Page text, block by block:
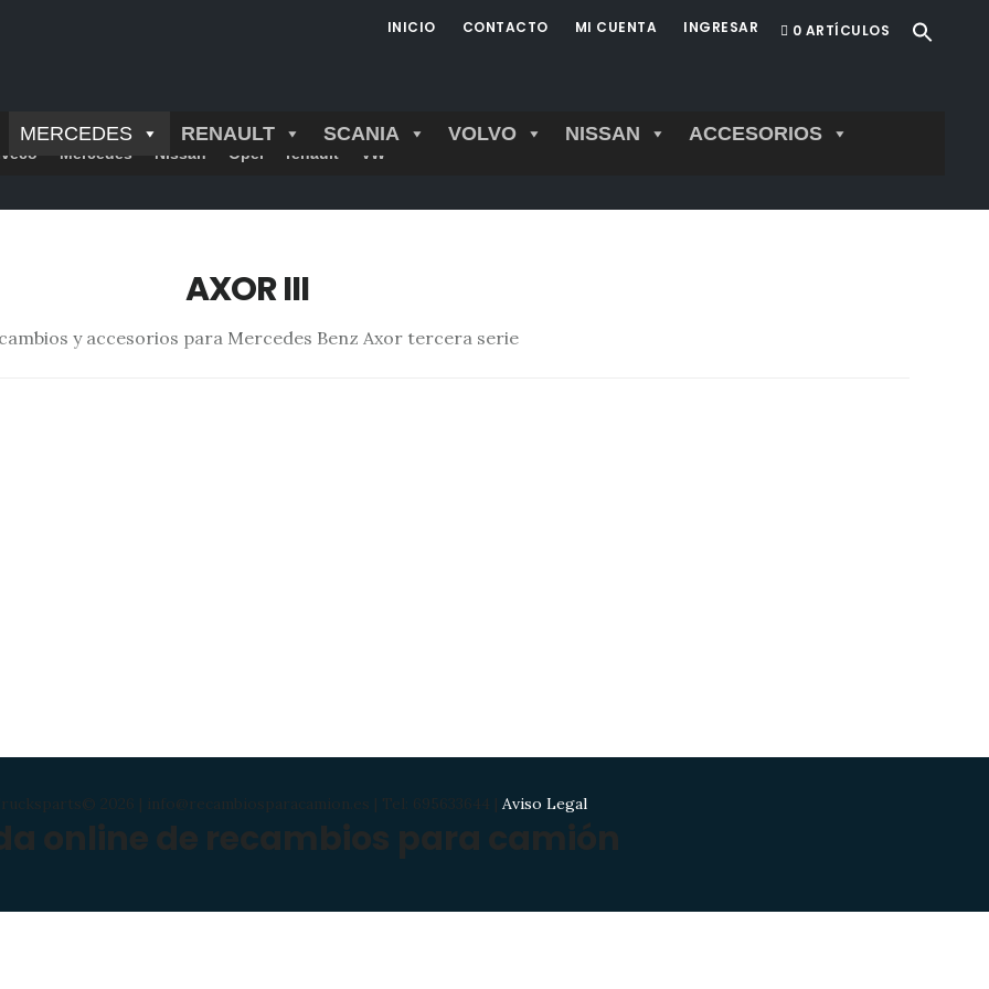
INICIO CONTACTO MI CUENTA INGRESAR 0 ARTÍCULOS
Mercedes Nissan Opel renault VW
MERCEDES RENAULT SCANIA VOLVO NISSAN ACCESORIOS
AXOR III
y accesorios para Mercedes Benz Axor tercera serie
2026 | info@recambiosparacamion.es | Tel: 695633644 | Aviso Legal
online de recambios para camión